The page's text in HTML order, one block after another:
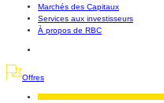
Marchés des Capitaux
Services aux investisseurs
À propos de RBC
Offres